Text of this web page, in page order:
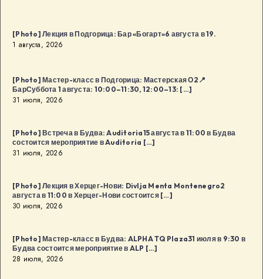
[Photo] Лекция в Подгорица: Бар «Богарт»6 августа в 19.
1 августа, 2026
[Photo] Мастер-класс в Подгорица: Мастерская О2📍
БарСуббота 1 августа: 10:00–11:30, 12:00–13: […]
31 июля, 2026
[Photo] Встреча в Будва: Auditoria15 августа в 11:00 в Будва
состоится мероприятие в Auditoria […]
31 июля, 2026
[Photo] Лекция в Херцег-Нови: Divlja Menta Montenegro2
августа в 11:00 в Херцег-Нови состоится […]
30 июля, 2026
[Photo] Мастер-класс в Будва: ALPHA TQ Plaza31 июля в 9:30 в
Будва состоится мероприятие в ALP […]
28 июля, 2026